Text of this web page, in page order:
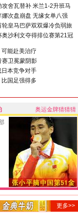
攻舍瓦替补 米兰1-2升班马
娜次盘崩盘 无缘女单八强
轮皇马巴萨双双爆冷负弱旅
奥沙利文夺得排位赛第21冠
能赴美治疗
赛卫冕蒙阴影
日本竞争对手
国足强得多
奥运金牌猜猜猜
更多>>